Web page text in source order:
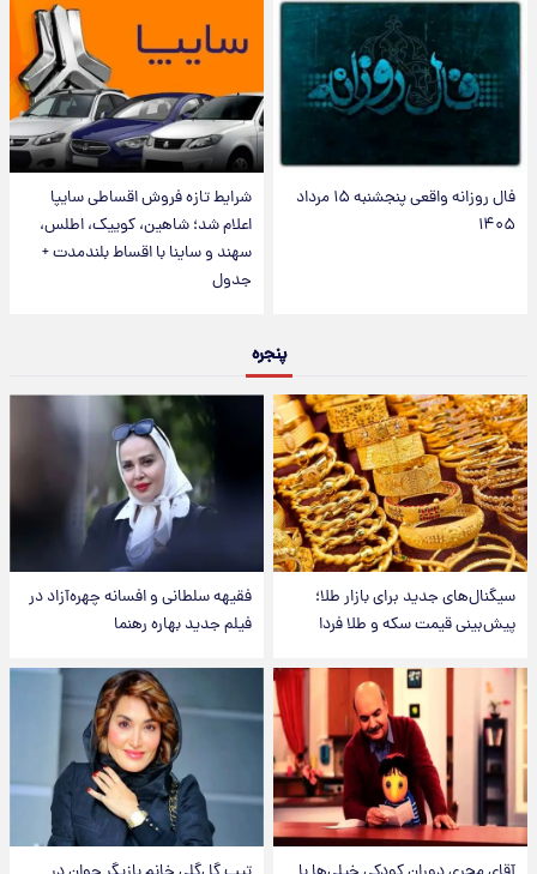
فال روزانه واقعی پنجشنبه ۱۵ مرداد
۱۴۰۵
شرایط تازه فروش اقساطی سایپا
اعلام شد؛ شاهین، کوییک، اطلس،
سهند و ساینا با اقساط بلندمدت +
جدول
پنجره
سیگنال‌های جدید برای بازار طلا؛
پیش‌بینی قیمت سکه و طلا فردا
فقیهه سلطانی و افسانه چهره‌آزاد در
فیلم جدید بهاره رهنما